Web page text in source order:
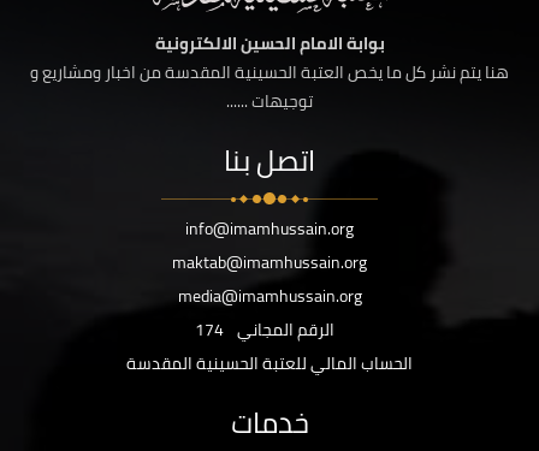
بوابة الامام الحسين الالكترونية
هنا يتم نشر كل ما يخص العتبة الحسينية المقدسة من اخبار ومشاريع و
توجيهات ......
اتصل بنا
info@imamhussain.org
maktab@imamhussain.org
media@imamhussain.org
الرقم المجاني 174
الحساب المالي للعتبة الحسينية المقدسة
خدمات